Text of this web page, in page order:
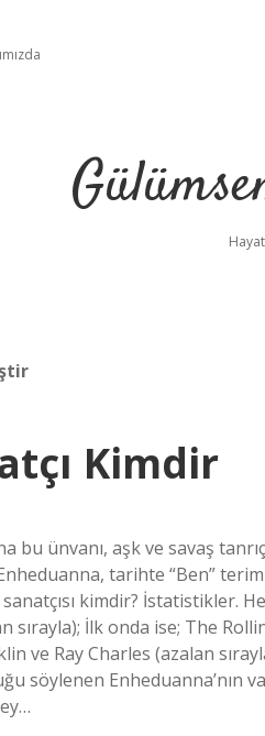
Kimdir
bu ünvanı, aşk ve savaş
tarihte “Ben”
kimdir? İstatistikler.
sırayla); İlk onda ise; The
ve Ray Charles (azalan
söylenen Enheduanna’nın